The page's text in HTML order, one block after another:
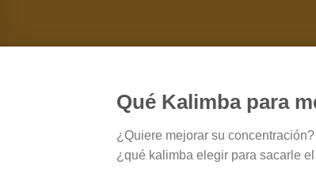
Qué Kalimba para
¿Quiere mejorar su
¿qué kalimba elegir para sacarle